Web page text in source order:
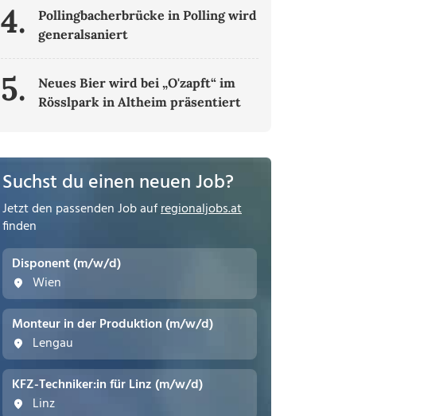
4.
Pollingbacherbrücke in Polling wird
generalsaniert
5.
Neues Bier wird bei „O'zapft“ im
Rösslpark in Altheim präsentiert
Suchst du einen neuen Job?
Jetzt den passenden Job aufregionaljobs.at
finden
Disponent (m/w/d)
Wien
Monteur in der Produktion (m/w/d)
Lengau
KFZ-Techniker:in für Linz (m/w/d)
Linz